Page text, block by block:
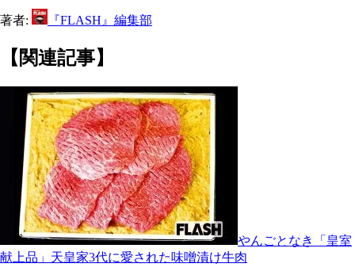
著者: 『FLASH』編集部
【関連記事】
やんごとなき「皇室
献上品」天皇家3代に愛された味噌漬け牛肉